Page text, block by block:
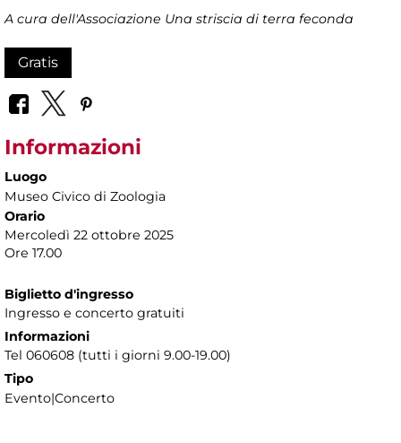
A cura dell'Associazione Una striscia di terra feconda
Gratis
Informazioni
Luogo
Museo Civico di Zoologia
Orario
Mercoledì 22 ottobre 2025
Ore 17.00
Biglietto d'ingresso
Ingresso e concerto gratuiti
Informazioni
Tel 060608 (tutti i giorni 9.00-19.00)
Tipo
Evento|Concerto